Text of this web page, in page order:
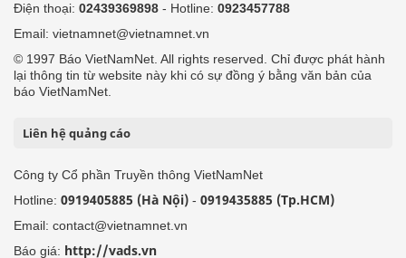
Điện thoại: 02439369898 - Hotline: 0923457788
Email: vietnamnet@vietnamnet.vn
© 1997 Báo VietNamNet. All rights reserved. Chỉ được phát hành
lại thông tin từ website này khi có sự đồng ý bằng văn bản của
báo VietNamNet.
Liên hệ quảng cáo
Công ty Cổ phần Truyền thông VietNamNet
Hotline: 0919405885 (Hà Nội) - 0919435885 (Tp.HCM)
Email: contact@vietnamnet.vn
Báo giá: http://vads.vn